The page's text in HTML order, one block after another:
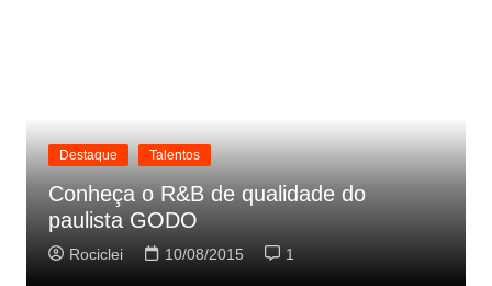
Destaque Talentos
Conheça o R&B de qualidade do
paulista GODO
Rociclei 10/08/2015 1